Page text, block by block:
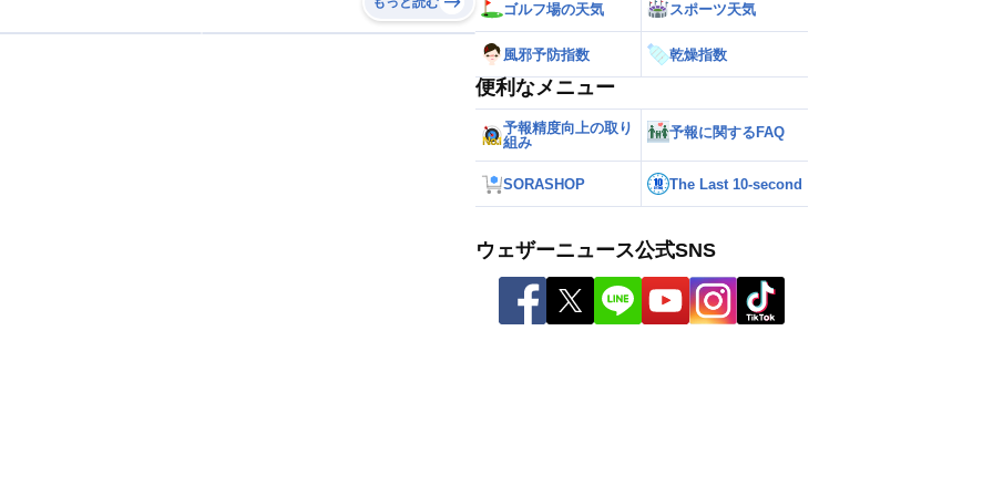
ゴルフ場の天気 スポーツ天気
風邪予防指数 乾燥指数
便利なメニュー
予報精度向上の取り
組み
予報に関するFAQ
SORASHOP The Last 10-second
ウェザーニュース公式SNS